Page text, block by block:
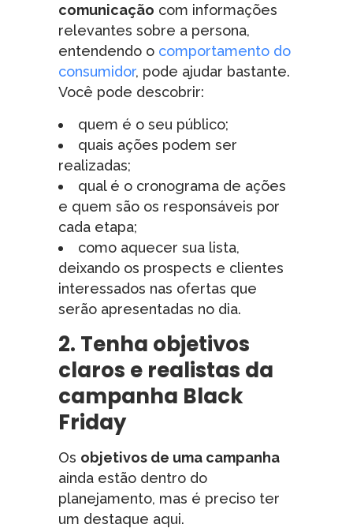
comunicação com informações
relevantes sobre a persona,
entendendo o comportamento do
consumidor, pode ajudar bastante.
Você pode descobrir:
quem é o seu público;
quais ações podem ser
realizadas;
qual é o cronograma de ações
e quem são os responsáveis por
cada etapa;
como aquecer sua lista,
deixando os prospects e clientes
interessados nas ofertas que
serão apresentadas no dia.
2. Tenha objetivos
claros e realistas da
campanha Black
Friday
Os objetivos de uma campanha
ainda estão dentro do
planejamento, mas é preciso ter
um destaque aqui.